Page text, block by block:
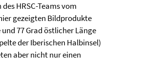
HRSC-Teams vom
gezeigten Bildprodukte
77 Grad östlicher Länge
der Iberischen Halbinsel)
aber nicht nur einen